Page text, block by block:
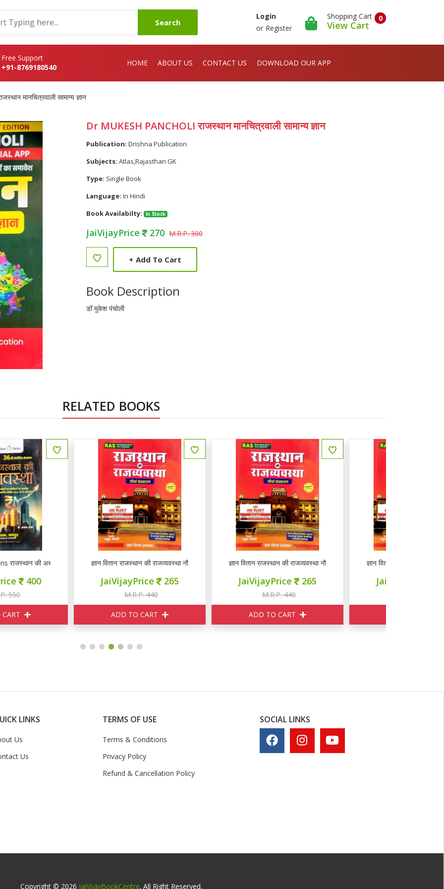
Search
Login
or Register
0
Shopping Cart
View Cart
Free Support
+91-8769180540
HOME ABOUT US CONTACT US DOWNLOAD OUR APP
मानचित्रवाली सामान्य ज्ञान
Dr MUKESH PANCHOLI राजस्थान मानचित्रवाली सामान्य ज्ञान
Publication: Drishna Publication
Subjects: Atlas,Rajasthan GK
Type: Single Book
Language: In Hindi
Book Availabilty:
In Stock
JaiVijayPrice 270 M.R.P. 300
+ Add To Cart
Book Description
डॉ मुकेश पंचोली
RELATED BOOKS
वितान राजस्थान की राजव्यवस्था नौवां संस्करण
JaiVijayPrice
ADD TO CART
ज्ञान वितान राजस्थान की राजव्यवस्था नौवां संस्करण
JaiVijayPrice
ADD TO CART
ज्ञान वितान राजस्थान की राजव्यवस्था नौवां संस्करण
JaiVijayPrice
ADD TO CART
LINKS
Us
Us
TERMS OF USE
Terms & Conditions
Privacy Policy
Refund & Cancellation Policy
SOCIAL LINKS
Copyright © 2026 JaiVijayBookCentre. All Right Reserved.